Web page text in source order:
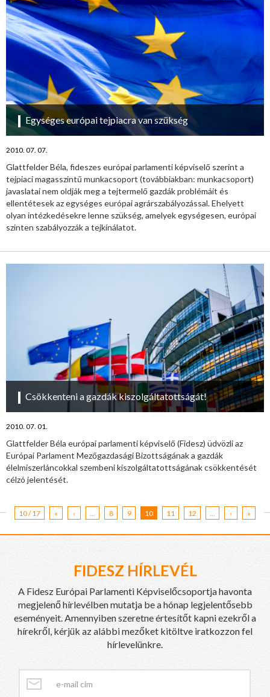
Egységes európai tejpiacra van szükség
2010. 07. 07.
Glattfelder Béla, fideszes európai parlamenti képviselő szerint a
tejpiaci magasszintű munkacsoport (továbbiakban: munkacsoport)
javaslatai nem oldják meg a tejtermelő gazdák problémáit és
ellentétesek az egységes európai agrárszabályozással. Ehelyett
olyan intézkedésekre lenne szükség, amelyek egységesen, európai
szinten szabályozzák a tejkínálatot.
Csökkenteni a gazdák kiszolgáltatottságát!
2010. 07. 01.
Glattfelder Béla európai parlamenti képviselő (Fidesz) üdvözli az
Európai Parlament Mezőgazdasági Bizottságának a gazdák
élelmiszerláncokkal szembeni kiszolgáltatottságának csökkentését
célzó jelentését.
10 / 17 « ‹ 8 9 10 11 12 › »
FIDESZ HÍRLEVÉL
A Fidesz Európai Parlamenti Képviselőcsoportja havonta
megjelenő hírlevélben mutatja be a hónap legjelentősebb
eseményeit. Amennyiben szeretne értesítőt kapni ezekről a
hírekről, kérjük az alábbi mezőket kitöltve iratkozzon fel
hírlevelünkre.